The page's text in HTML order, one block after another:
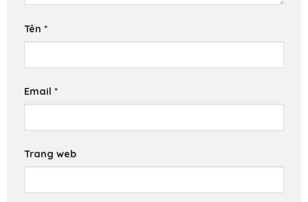
Tên *
Email *
Trang web